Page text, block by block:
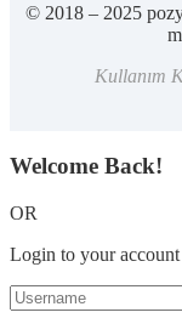
© 2018 – 2025
Kullanım
Welcome Back!
OR
Login to your